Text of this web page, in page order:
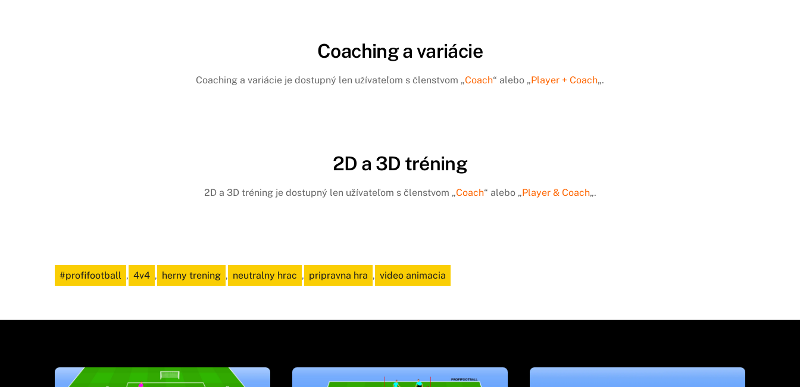
Coaching a variácie
Coaching a variácie je dostupný len užívateľom s členstvom „Coach“ alebo „Player + Coach„.
2D a 3D tréning
2D a 3D tréning je dostupný len užívateľom s členstvom „Coach“ alebo „Player & Coach„.
#profifootball , 4v4 , herny trening , neutralny hrac , pripravna hra , video animacia